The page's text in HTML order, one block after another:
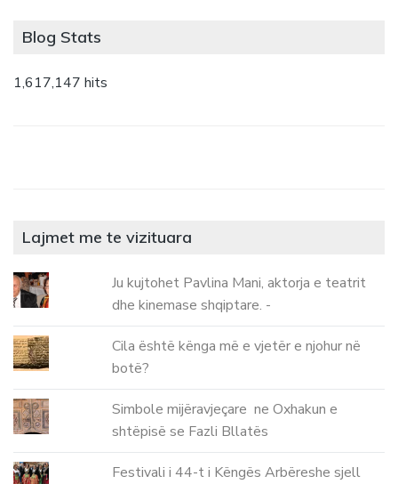
Blog Stats
1,617,147 hits
Lajmet me te vizituara
Ju kujtohet Pavlina Mani, aktorja e teatrit
dhe kinemase shqiptare. -
Cila është kënga më e vjetër e njohur në
botë?
Simbole mijëravjeçare ne Oxhakun e
shtëpisë se Fazli Bllatës
Festivali i 44-t i Këngës Arbëreshe sjell